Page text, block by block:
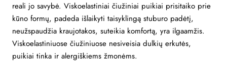
reali jo savybė. Viskoelastiniai čiužiniai puikiai prisitaiko prie
kūno formų, padeda išlaikyti taisyklingą stuburo padėtį,
neužspaudžia kraujotakos, suteikia komfortą, yra ilgaamžis.
Viskoelastiniuose čiužiniuose nesiveisia dulkių erkutės,
puikiai tinka ir alergiškiems žmonėms.